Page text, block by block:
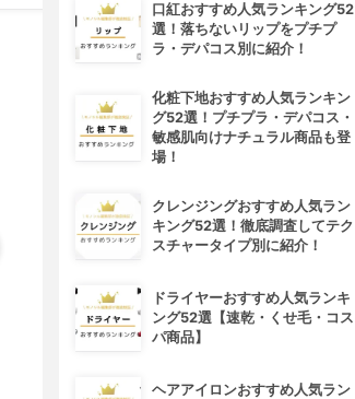
口紅おすすめ人気ランキング52
選！落ちないリップをプチプ
ラ・デパコス別に紹介！
化粧下地おすすめ人気ランキン
グ52選！プチプラ・デパコス・
敏感肌向けナチュラル商品も登
場！
クレンジングおすすめ人気ラン
キング52選！徹底調査してテク
スチャータイプ別に紹介！
ドライヤーおすすめ人気ランキ
ング52選【速乾・くせ毛・コス
パ商品】
ヘアアイロンおすすめ人気ラン